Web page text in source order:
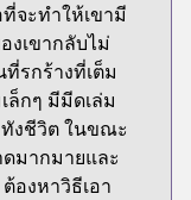
จะทำให้เขามี
งเขากลับไม่
รกร้างที่เต็ม
ล็กๆ มีมีดเล่ม
ทังชีวิต ในขณะ
มากมายและ
องหาวิธีเอา